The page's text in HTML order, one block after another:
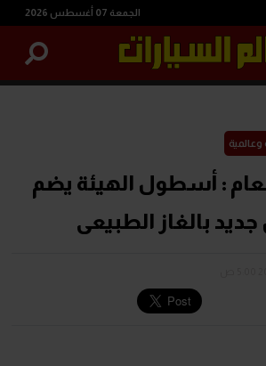
الجمعة 07 أغسطس 2026
وعالمية
: أسطول الهيئة يضم